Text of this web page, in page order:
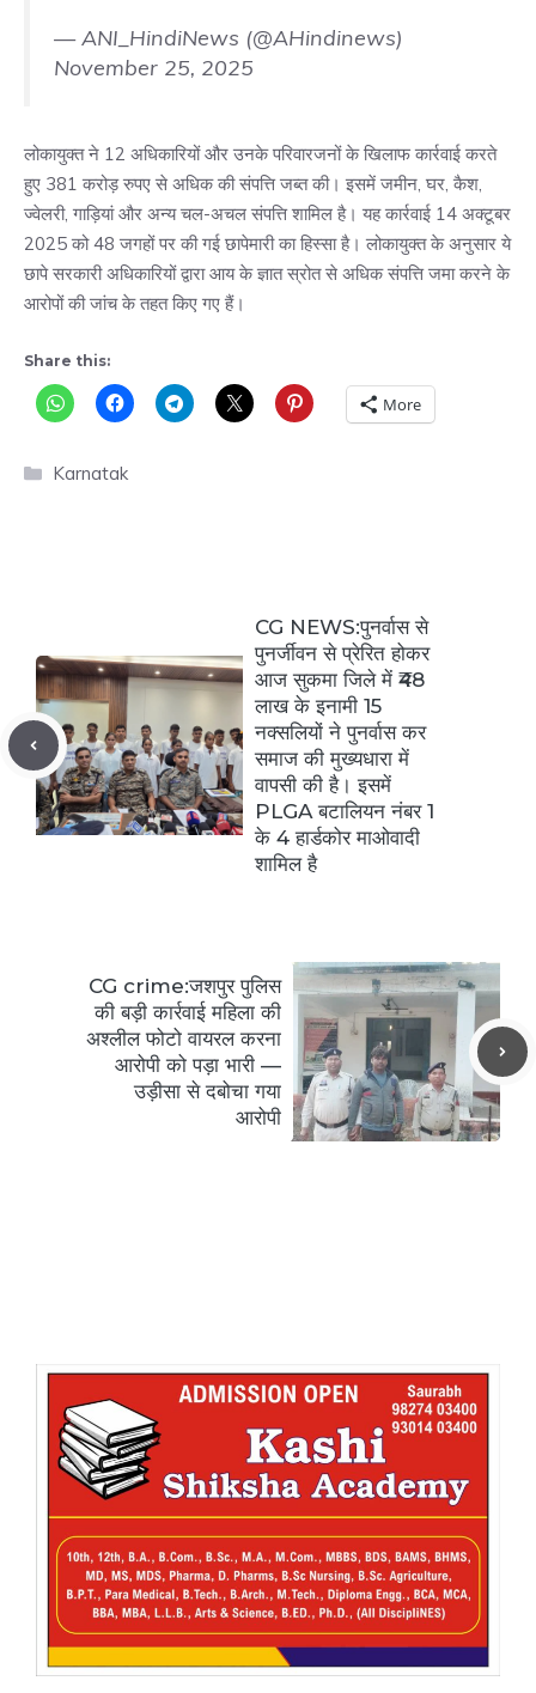
— ANI_HindiNews (@AHindinews)
November 25, 2025
लोकायुक्त ने 12 अधिकारियों और उनके परिवारजनों के खिलाफ कार्रवाई करते
हुए 381 करोड़ रुपए से अधिक की संपत्ति जब्त की। इसमें जमीन, घर, कैश,
ज्वेलरी, गाड़ियां और अन्य चल-अचल संपत्ति शामिल है। यह कार्रवाई 14 अक्टूबर
2025 को 48 जगहों पर की गई छापेमारी का हिस्सा है। लोकायुक्त के अनुसार ये
छापे सरकारी अधिकारियों द्वारा आय के ज्ञात स्रोत से अधिक संपत्ति जमा करने के
आरोपों की जांच के तहत किए गए हैं।
Share this:
More
Categories
Karnatak
CG NEWS:पुनर्वास से
पुनर्जीवन से प्रेरित होकर
आज सुकमा जिले में ₹48
लाख के इनामी 15
नक्सलियों ने पुनर्वास कर
समाज की मुख्यधारा में
वापसी की है। इसमें
PLGA बटालियन नंबर 1
के 4 हार्डकोर माओवादी
शामिल है
CG crime:जशपुर पुलिस
की बड़ी कार्रवाई महिला की
अश्लील फोटो वायरल करना
आरोपी को पड़ा भारी —
उड़ीसा से दबोचा गया
आरोपी